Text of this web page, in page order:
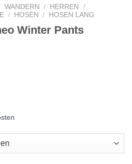
WANDERN / HERREN
/
/ HOSEN / HOSEN LANG
Winter Pants